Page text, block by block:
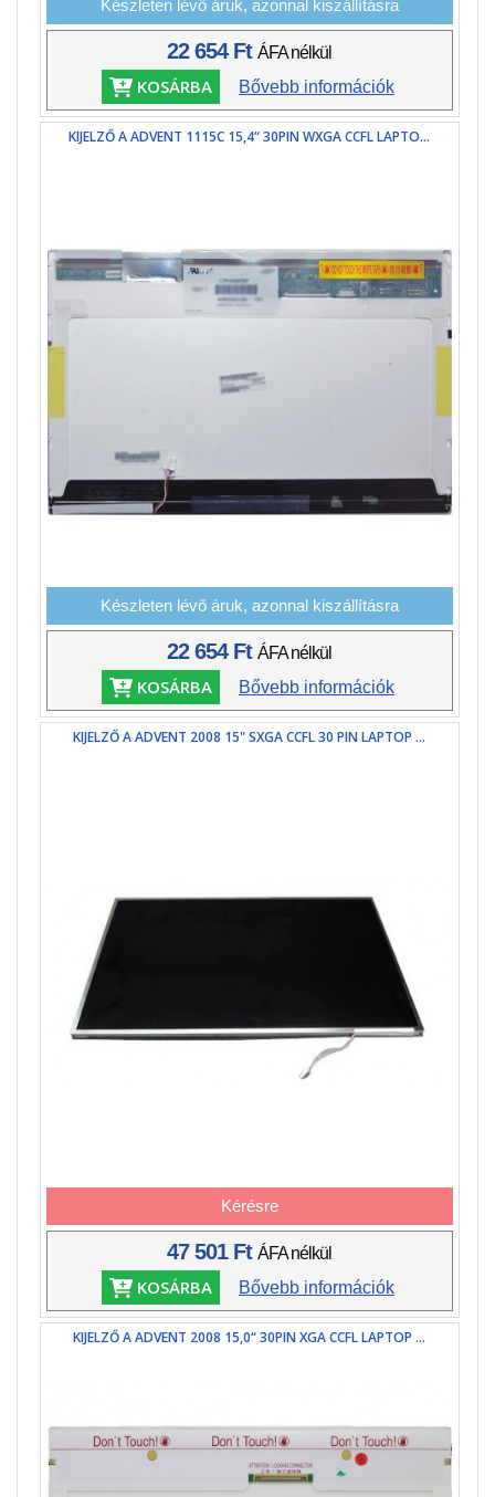
Készleten lévő áruk, azonnal kiszállításra
22 654 FtÁFA nélkül
KOSÁRBA Bővebb információk
KIJELZŐ A ADVENT 1115C 15,4“ 30PIN WXGA CCFL LAPTO...
Készleten lévő áruk, azonnal kiszállításra
22 654 FtÁFA nélkül
KOSÁRBA Bővebb információk
KIJELZŐ A ADVENT 2008 15" SXGA CCFL 30 PIN LAPTOP ...
Kérésre
47 501 FtÁFA nélkül
KOSÁRBA Bővebb információk
KIJELZŐ A ADVENT 2008 15,0“ 30PIN XGA CCFL LAPTOP ...